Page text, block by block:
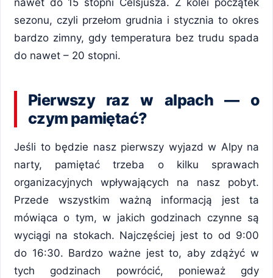
nawet do 15 stopni Celsjusza. Z kolei początek
sezonu, czyli przełom grudnia i stycznia to okres
bardzo zimny, gdy temperatura bez trudu spada
do nawet – 20 stopni.
Pierwszy raz w alpach — o
czym pamiętać?
Jeśli to będzie nasz pierwszy wyjazd w Alpy na
narty, pamiętać trzeba o kilku sprawach
organizacyjnych wpływających na nasz pobyt.
Przede wszystkim ważną informacją jest ta
mówiąca o tym, w jakich godzinach czynne są
wyciągi na stokach. Najczęściej jest to od 9:00
do 16:30. Bardzo ważne jest to, aby zdążyć w
tych godzinach powrócić, ponieważ gdy